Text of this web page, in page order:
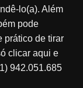
lo(a). Além
pode
prático de tirar
clicar aqui e
942.051.685